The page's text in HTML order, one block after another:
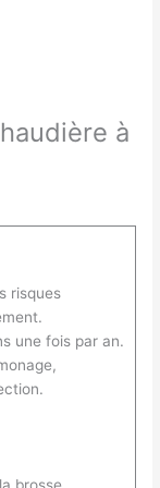
à
risques
une fois par an.